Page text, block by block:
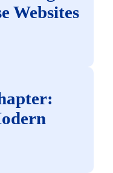
Websites